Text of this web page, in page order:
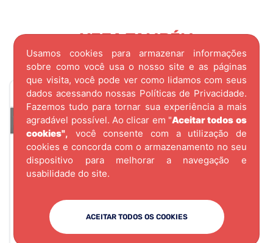
Usamos cookies para armazenar informações
sobre como você usa o nosso site e as páginas
que visita, você pode ver como lidamos com seus
dados acessando nossas Políticas de Privacidade.
Fazemos tudo para tornar sua experiência a mais
agradável possível. Ao clicar em "Aceitar todos os
cookies", você consente com a utilização de
cookies e concorda com o armazenamento no seu
dispositivo para melhorar a navegação e
usabilidade do site.
ACEITAR TODOS OS COOKIES
VEJA TAMBÉM
produtosrelacionados
TAPA FURO ADESIVO
SIBERIA
GUARARAPES CART